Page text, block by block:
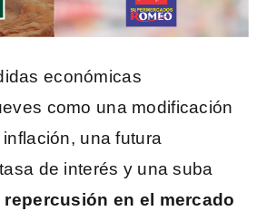
económicas
como una modificación
una futura
de interés y una suba
repercusión en el mercado